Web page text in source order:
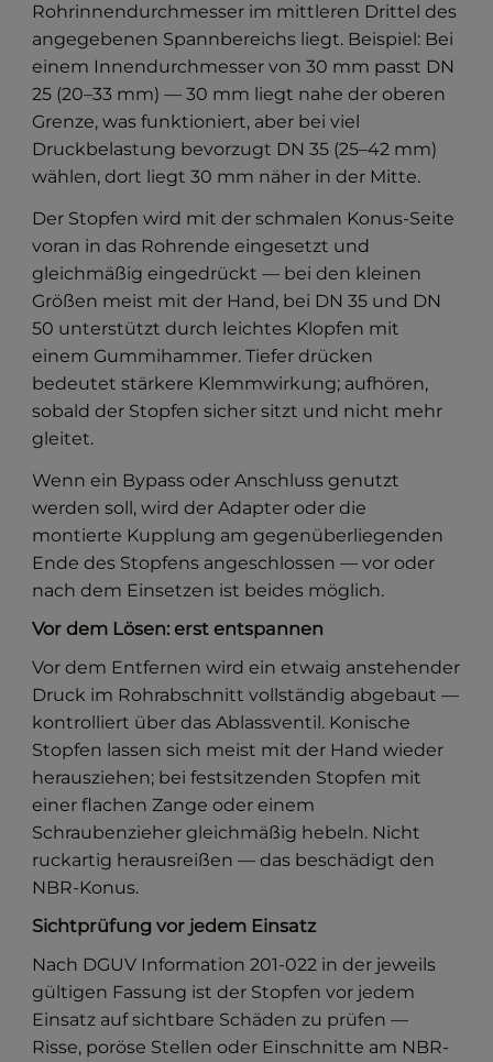
Rohrinnendurchmesser im mittleren Drittel des
angegebenen Spannbereichs liegt. Beispiel: Bei
einem Innendurchmesser von 30 mm passt DN
25 (20–33 mm) — 30 mm liegt nahe der oberen
Grenze, was funktioniert, aber bei viel
Druckbelastung bevorzugt DN 35 (25–42 mm)
wählen, dort liegt 30 mm näher in der Mitte.
Der Stopfen wird mit der schmalen Konus-Seite
voran in das Rohrende eingesetzt und
gleichmäßig eingedrückt — bei den kleinen
Größen meist mit der Hand, bei DN 35 und DN
50 unterstützt durch leichtes Klopfen mit
einem Gummihammer. Tiefer drücken
bedeutet stärkere Klemmwirkung; aufhören,
sobald der Stopfen sicher sitzt und nicht mehr
gleitet.
Wenn ein Bypass oder Anschluss genutzt
werden soll, wird der Adapter oder die
montierte Kupplung am gegenüberliegenden
Ende des Stopfens angeschlossen — vor oder
nach dem Einsetzen ist beides möglich.
Vor dem Lösen: erst entspannen
Vor dem Entfernen wird ein etwaig anstehender
Druck im Rohrabschnitt vollständig abgebaut —
kontrolliert über das Ablassventil. Konische
Stopfen lassen sich meist mit der Hand wieder
herausziehen; bei festsitzenden Stopfen mit
einer flachen Zange oder einem
Schraubenzieher gleichmäßig hebeln. Nicht
ruckartig herausreißen — das beschädigt den
NBR-Konus.
Sichtprüfung vor jedem Einsatz
Nach DGUV Information 201-022 in der jeweils
gültigen Fassung ist der Stopfen vor jedem
Einsatz auf sichtbare Schäden zu prüfen —
Risse, poröse Stellen oder Einschnitte am NBR-